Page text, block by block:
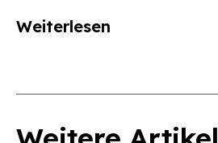
Weiterlesen